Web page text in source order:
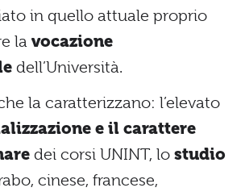
in quello attuale proprio
la vocazione
dell’Università.
la caratterizzano: l’elevato
e il carattere
dei corsi UNINT, lo studio
cinese, francese,